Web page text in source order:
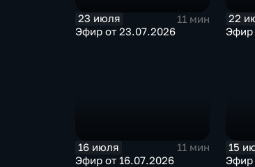
23 июля
11 мин
Эфир от 23.07.2026
22
Эфир
16 июля
11 мин
Эфир от 16.07.2026
15
Эфир